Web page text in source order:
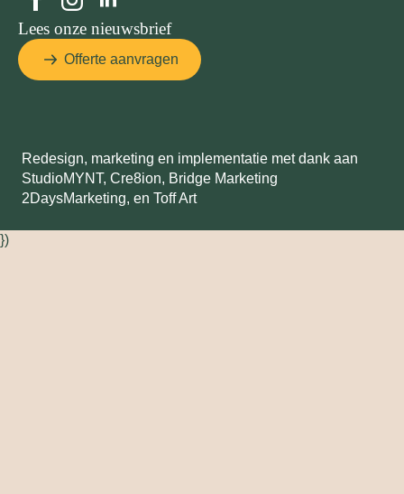
Lees onze nieuwsbrief
Offerte aanvragen
Redesign, marketing en implementatie met dank aan
StudioMYNT, Cre8ion, Bridge Marketing
2DaysMarketing, en Toff Art
})